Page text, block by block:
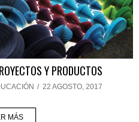
Y PRODUCTOS
/ 22 AGOSTO, 2017
MÁS